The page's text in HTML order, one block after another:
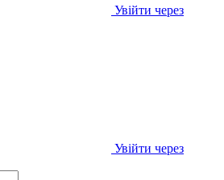
Увійти через
Увійти через